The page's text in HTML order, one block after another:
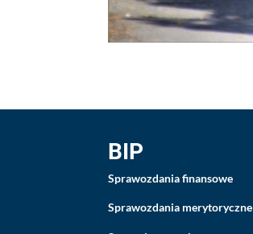
BIP
Sprawozdania finansowe
Sprawozdania merytoryczne